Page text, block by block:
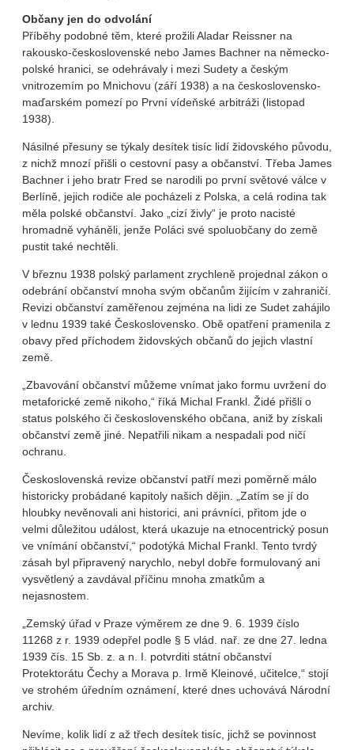
Občany jen do odvolání
Příběhy podobné těm, které prožili Aladar Reissner na
rakousko-československé nebo James Bachner na německo-
polské hranici, se odehrávaly i mezi Sudety a českým
vnitrozemím po Mnichovu (září 1938) a na československo-
maďarském pomezí po První vídeňské arbitráži (listopad
1938).
Násilné přesuny se týkaly desítek tisíc lidí židovského původu,
z nichž mnozí přišli o cestovní pasy a občanství. Třeba James
Bachner i jeho bratr Fred se narodili po první světové válce v
Berlíně, jejich rodiče ale pocházeli z Polska, a celá rodina tak
měla polské občanství. Jako „cizí živly“ je proto nacisté
hromadně vyháněli, jenže Poláci své spoluobčany do země
pustit také nechtěli.
V březnu 1938 polský parlament zrychleně projednal zákon o
odebrání občanství mnoha svým občanům žijícím v zahraničí.
Revizi občanství zaměřenou zejména na lidi ze Sudet zahájilo
v lednu 1939 také Československo. Obě opatření pramenila z
obavy před příchodem židovských občanů do jejich vlastní
země.
„Zbavování občanství můžeme vnímat jako formu uvržení do
metaforické země nikoho,“ říká Michal Frankl. Židé přišli o
status polského či československého občana, aniž by získali
občanství země jiné. Nepatřili nikam a nespadali pod ničí
ochranu.
Československá revize občanství patří mezi poměrně málo
historicky probádané kapitoly našich dějin. „Zatím se jí do
hloubky nevěnovali ani historici, ani právníci, přitom jde o
velmi důležitou událost, která ukazuje na etnocentrický posun
ve vnímání občanství,“ podotýká Michal Frankl. Tento tvrdý
zásah byl připravený narychlo, nebyl dobře formulovaný ani
vysvětlený a zavdával příčinu mnoha zmatkům a
nejasnostem.
„Zemský úřad v Praze výměrem ze dne 9. 6. 1939 číslo
11268 z r. 1939 odepřel podle § 5 vlád. nař. ze dne 27. ledna
1939 čís. 15 Sb. z. a n. I. potvrditi státní občanství
Protektorátu Čechy a Morava p. Irmě Kleinové, učitelce,“ stojí
ve strohém úředním oznámení, které dnes uchovává Národní
archiv.
Nevíme, kolik lidí z až třech desítek tisíc, jichž se povinnost